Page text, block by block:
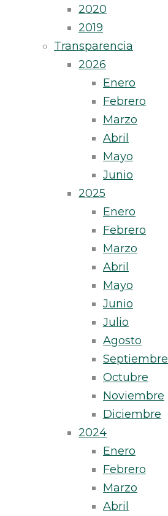
2020
2019
Transparencia
2026
Enero
Febrero
Marzo
Abril
Mayo
Junio
2025
Enero
Febrero
Marzo
Abril
Mayo
Junio
Julio
Agosto
Septiembre
Octubre
Noviembre
Diciembre
2024
Enero
Febrero
Marzo
Abril